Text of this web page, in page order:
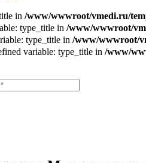
in /www/wwwroot/vmedi.ru/
type_title in /www/wwwroot/
type_title in /www/wwwroot/
variable: type_title in /www/